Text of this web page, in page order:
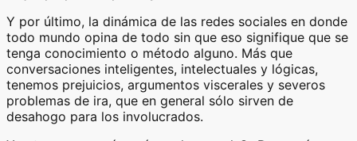
Y por último, la dinámica de las redes sociales en donde
todo mundo opina de todo sin que eso signifique que se
tenga conocimiento o método alguno. Más que
conversaciones inteligentes, intelectuales y lógicas,
tenemos prejuicios, argumentos viscerales y severos
problemas de ira, que en general sólo sirven de
desahogo para los involucrados.